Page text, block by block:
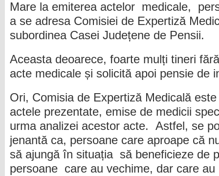
Mare la emiterea actelor medicale,
a se adresa Comisiei de Expertiză
subordinea Casei Județene de Pensii.
Aceasta deoarece, foarte mulți tineri
acte medicale și solicită apoi pensie de
Ori, Comisia de Expertiză Medicală
actele prezentate, emise de medicii
urma analizei acestor acte. Astfel, se
jenantă ca, persoane care aproape că
să ajungă în situația să beneficieze de
persoane care au vechime, dar care